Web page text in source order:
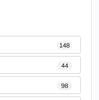
148
44
98